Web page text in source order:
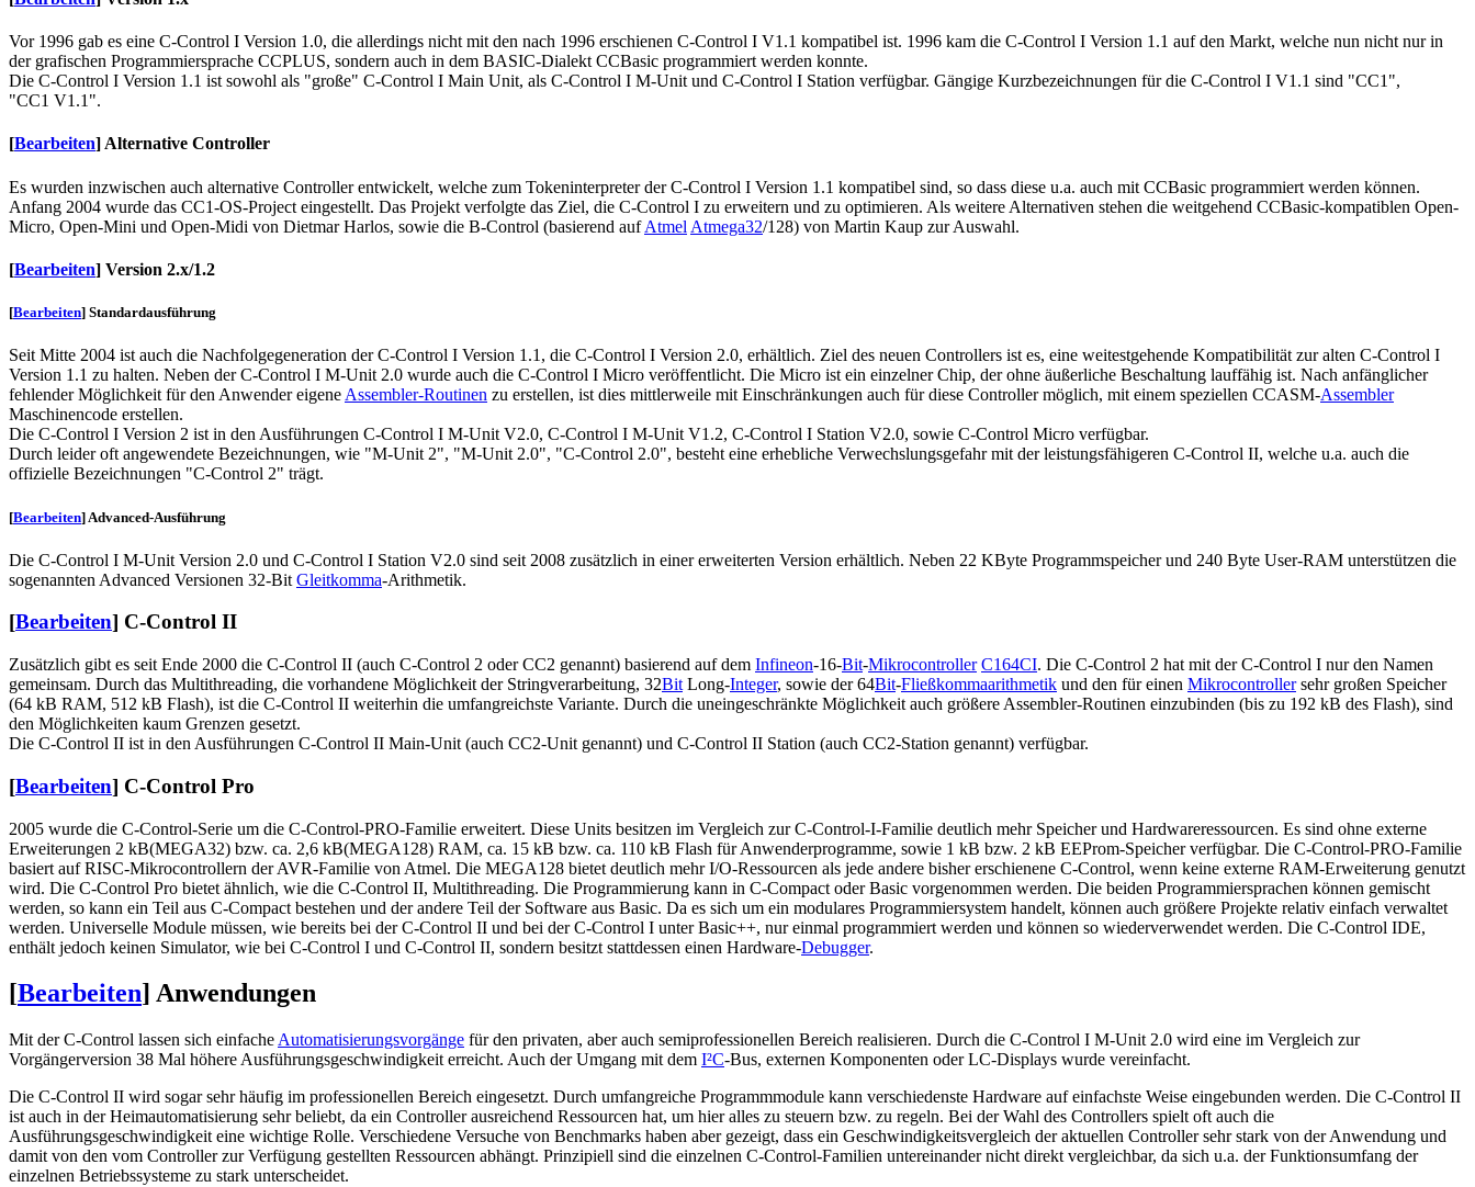
Vor 1996 gab es eine C-Control I Version 1.0, die allerdings nicht mit den nach 1996 erschienen C-Control I V1.1 kompatibel ist. 1996 kam die C-Control I Version 1.1 auf den Markt, welche nun nicht nur in
der grafischen Programmiersprache CCPLUS, sondern auch in dem BASIC-Dialekt CCBasic programmiert werden konnte.
Die C-Control I Version 1.1 ist sowohl als "große" C-Control I Main Unit, als C-Control I M-Unit und C-Control I Station verfügbar. Gängige Kurzbezeichnungen für die C-Control I V1.1 sind "CC1",
"CC1 V1.1".
[Bearbeiten] Alternative Controller
Es wurden inzwischen auch alternative Controller entwickelt, welche zum Tokeninterpreter der C-Control I Version 1.1 kompatibel sind, so dass diese u.a. auch mit CCBasic programmiert werden können.
Anfang 2004 wurde das CC1-OS-Project eingestellt. Das Projekt verfolgte das Ziel, die C-Control I zu erweitern und zu optimieren. Als weitere Alternativen stehen die weitgehend CCBasic-kompatiblen Open-
Micro, Open-Mini und Open-Midi von Dietmar Harlos, sowie die B-Control (basierend aufAtmel Atmega32/128) von Martin Kaup zur Auswahl.
[Bearbeiten] Version 2.x/1.2
[Bearbeiten] Standardausführung
Seit Mitte 2004 ist auch die Nachfolgegeneration der C-Control I Version 1.1, die C-Control I Version 2.0, erhältlich. Ziel des neuen Controllers ist es, eine weitestgehende Kompatibilität zur alten C-Control I
Version 1.1 zu halten. Neben der C-Control I M-Unit 2.0 wurde auch die C-Control I Micro veröffentlicht. Die Micro ist ein einzelner Chip, der ohne äußerliche Beschaltung lauffähig ist. Nach anfänglicher
fehlender Möglichkeit für den Anwender eigene Assembler-Routinen zu erstellen, ist dies mittlerweile mit Einschränkungen auch für diese Controller möglich, mit einem speziellen CCASM-Assembler
Maschinencode erstellen.
Die C-Control I Version 2 ist in den Ausführungen C-Control I M-Unit V2.0, C-Control I M-Unit V1.2, C-Control I Station V2.0, sowie C-Control Micro verfügbar.
Durch leider oft angewendete Bezeichnungen, wie "M-Unit 2", "M-Unit 2.0", "C-Control 2.0", besteht eine erhebliche Verwechslungsgefahr mit der leistungsfähigeren C-Control II, welche u.a. auch die
offizielle Bezeichnungen "C-Control 2" trägt.
[Bearbeiten] Advanced-Ausführung
Die C-Control I M-Unit Version 2.0 und C-Control I Station V2.0 sind seit 2008 zusätzlich in einer erweiterten Version erhältlich. Neben 22 KByte Programmspeicher und 240 Byte User-RAM unterstützen die
sogenannten Advanced Versionen 32-Bit Gleitkomma-Arithmetik.
[Bearbeiten] C-Control II
Zusätzlich gibt es seit Ende 2000 die C-Control II (auch C-Control 2 oder CC2 genannt) basierend auf dem Infineon-16-Bit-Mikrocontroller C164CI. Die C-Control 2 hat mit der C-Control I nur den Namen
gemeinsam. Durch das Multithreading, die vorhandene Möglichkeit der Stringverarbeitung, 32Bit Long-Integer, sowie der 64Bit-Fließkommaarithmetik und den für einen Mikrocontrollersehr großen Speicher
(64 kB RAM, 512 kB Flash), ist die C-Control II weiterhin die umfangreichste Variante. Durch die uneingeschränkte Möglichkeit auch größere Assembler-Routinen einzubinden (bis zu 192 kB des Flash), sind
den Möglichkeiten kaum Grenzen gesetzt.
Die C-Control II ist in den Ausführungen C-Control II Main-Unit (auch CC2-Unit genannt) und C-Control II Station (auch CC2-Station genannt) verfügbar.
[Bearbeiten] C-Control Pro
2005 wurde die C-Control-Serie um die C-Control-PRO-Familie erweitert. Diese Units besitzen im Vergleich zur C-Control-I-Familie deutlich mehr Speicher und Hardwareressourcen. Es sind ohne externe
Erweiterungen 2 kB(MEGA32) bzw. ca. 2,6 kB(MEGA128) RAM, ca. 15 kB bzw. ca. 110 kB Flash für Anwenderprogramme, sowie 1 kB bzw. 2 kB EEProm-Speicher verfügbar. Die C-Control-PRO-Familie
basiert auf RISC-Mikrocontrollern der AVR-Familie von Atmel. Die MEGA128 bietet deutlich mehr I/O-Ressourcen als jede andere bisher erschienene C-Control, wenn keine externe RAM-Erweiterung genutzt
wird. Die C-Control Pro bietet ähnlich, wie die C-Control II, Multithreading. Die Programmierung kann in C-Compact oder Basic vorgenommen werden. Die beiden Programmiersprachen können gemischt
werden, so kann ein Teil aus C-Compact bestehen und der andere Teil der Software aus Basic. Da es sich um ein modulares Programmiersystem handelt, können auch größere Projekte relativ einfach verwaltet
werden. Universelle Module müssen, wie bereits bei der C-Control II und bei der C-Control I unter Basic++, nur einmal programmiert werden und können so wiederverwendet werden. Die C-Control IDE,
enthält jedoch keinen Simulator, wie bei C-Control I und C-Control II, sondern besitzt stattdessen einen Hardware-Debugger.
[Bearbeiten] Anwendungen
Mit der C-Control lassen sich einfache Automatisierungsvorgänge für den privaten, aber auch semiprofessionellen Bereich realisieren. Durch die C-Control I M-Unit 2.0 wird eine im Vergleich zur
Vorgängerversion 38 Mal höhere Ausführungsgeschwindigkeit erreicht. Auch der Umgang mit dem I²C-Bus, externen Komponenten oder LC-Displays wurde vereinfacht.
Die C-Control II wird sogar sehr häufig im professionellen Bereich eingesetzt. Durch umfangreiche Programmmodule kann verschiedenste Hardware auf einfachste Weise eingebunden werden. Die C-Control II
ist auch in der Heimautomatisierung sehr beliebt, da ein Controller ausreichend Ressourcen hat, um hier alles zu steuern bzw. zu regeln. Bei der Wahl des Controllers spielt oft auch die
Ausführungsgeschwindigkeit eine wichtige Rolle. Verschiedene Versuche von Benchmarks haben aber gezeigt, dass ein Geschwindigkeitsvergleich der aktuellen Controller sehr stark von der Anwendung und
damit von den vom Controller zur Verfügung gestellten Ressourcen abhängt. Prinzipiell sind die einzelnen C-Control-Familien untereinander nicht direkt vergleichbar, da sich u.a. der Funktionsumfang der
einzelnen Betriebssysteme zu stark unterscheidet.